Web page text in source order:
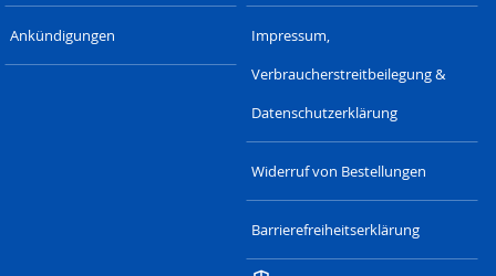
Ankündigungen
Impressum,
Verbraucherstreitbeilegung &
Datenschutzerklärung
Widerruf von Bestellungen
Barrierefreiheitserklärung